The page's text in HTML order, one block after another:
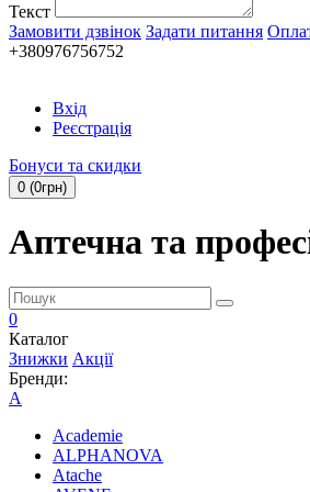
Текст
Замовити дзвінок Задати питання
+380976756752
Вхід
Реєстрація
Бонуси та скидки
0 (0грн)
Аптечна та
0
Каталог
Знижки Акції
Бренди:
A
Academie
ALPHANOVA
Atache